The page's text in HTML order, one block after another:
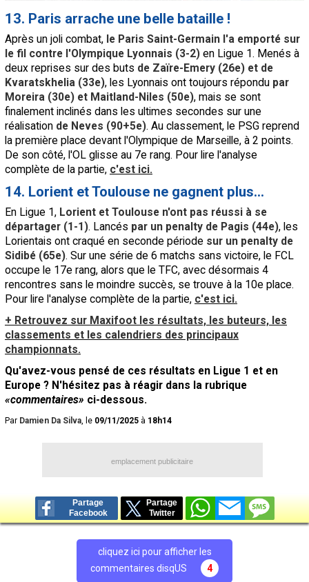
13. Paris arrache une belle bataille !
Après un joli combat, le Paris Saint-Germain l'a emporté sur
le fil contre l'Olympique Lyonnais (3-2) en Ligue 1. Menés à
deux reprises sur des buts de Zaïre-Emery (26e) et de
Kvaratskhelia (33e), les Lyonnais ont toujours répondu par
Moreira (30e) et Maitland-Niles (50e), mais se sont
finalement inclinés dans les ultimes secondes sur une
réalisation de Neves (90+5e). Au classement, le PSG reprend
la première place devant l'Olympique de Marseille, à 2 points.
De son côté, l'OL glisse au 7e rang. Pour lire l'analyse
complète de la partie, c'est ici.
14. Lorient et Toulouse ne gagnent plus...
En Ligue 1, Lorient et Toulouse n'ont pas réussi à se
départager (1-1). Lancés par un penalty de Pagis (44e), les
Lorientais ont craqué en seconde période sur un penalty de
Sidibé (65e). Sur une série de 6 matchs sans victoire, le FCL
occupe le 17e rang, alors que le TFC, avec désormais 4
rencontres sans le moindre succès, se trouve à la 10e place.
Pour lire l'analyse complète de la partie, c'est ici.
+ Retrouvez sur Maxifoot les résultats, les buteurs, les
classements et les calendriers des principaux
championnats.
Qu'avez-vous pensé de ces résultats en Ligue 1 et en
Europe ? N'hésitez pas à réagir dans la rubrique
«commentaires» ci-dessous.
Par Damien Da Silva, le 09/11/2025 à 18h14
emplacement publicitaire
Partage
Facebook
Partage
Twitter
cliquez ici pour afficher les
commentaires disqUS
4